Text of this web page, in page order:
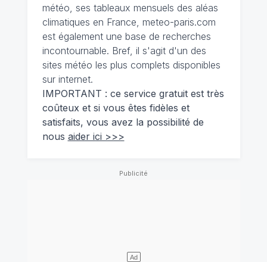
météo, ses tableaux mensuels des aléas
climatiques en France, meteo-paris.com
est également une base de recherches
incontournable. Bref, il s'agit d'un des
sites météo les plus complets disponibles
sur internet.
IMPORTANT : ce service gratuit est très
coûteux et si vous êtes fidèles et
satisfaits, vous avez la possibilité de
nous aider ici >>>